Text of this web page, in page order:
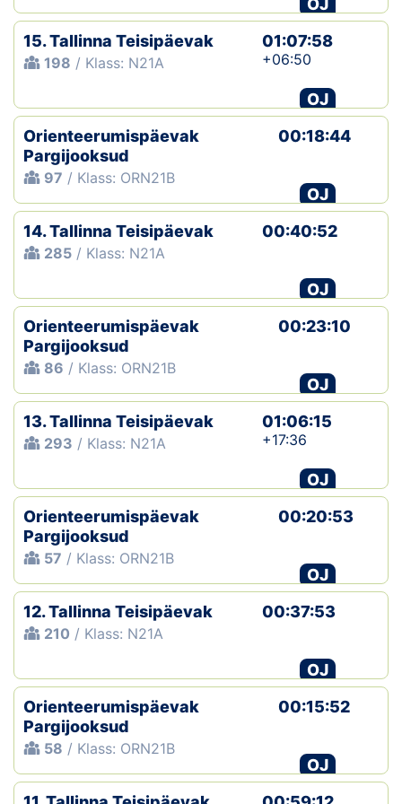
Klubid
Suletud maastikud
Püsirajad
Ajalugu
Koolitused
OJ
15. Tallinna Teisipäevak
198 / Klass: N21A
01:07:58
+06:50
OJ
Orienteerumispäevak
Pargijooksud
97 / Klass: ORN21B
00:18:44
OJ
14. Tallinna Teisipäevak
285 / Klass: N21A
00:40:52
OJ
Orienteerumispäevak
Pargijooksud
86 / Klass: ORN21B
00:23:10
OJ
13. Tallinna Teisipäevak
293 / Klass: N21A
01:06:15
+17:36
OJ
Orienteerumispäevak
Pargijooksud
57 / Klass: ORN21B
00:20:53
OJ
12. Tallinna Teisipäevak
210 / Klass: N21A
00:37:53
OJ
Orienteerumispäevak
Pargijooksud
58 / Klass: ORN21B
00:15:52
OJ